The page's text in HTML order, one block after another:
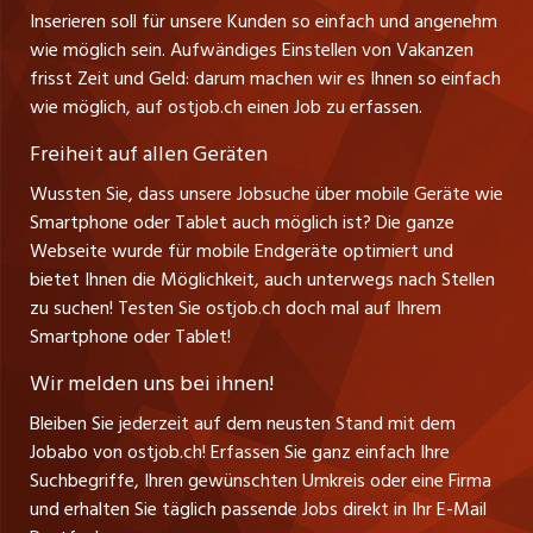
Führungspositionen
Management / Kader-Jobs
Berufsgruppen
Top-Regionen
Jobline
Schnittstelle
Impressum
jobbasel.ch
jobbern.ch
jobmittelland.ch
jobzüri.ch
schaffu.ch (VS)
ajourjob.ch
CH Media
info@ostjob.ch/inserate@ostjob.ch
Henrik Jasek
Leiter ostjob.ch
Fredy Pillinger
Verkauf und Beratung
Christoph Walzl
Verkauf und Beratung
Inserieren soll für unsere Kunden so einfach und angenehm
wie möglich sein. Aufwändiges Einstellen von Vakanzen
frisst Zeit und Geld: darum machen wir es Ihnen so einfach
wie möglich, auf ostjob.ch einen Job zu erfassen.
Freiheit auf allen Geräten
Wussten Sie, dass unsere Jobsuche über mobile Geräte wie
Smartphone oder Tablet auch möglich ist? Die ganze
Webseite wurde für mobile Endgeräte optimiert und
bietet Ihnen die Möglichkeit, auch unterwegs nach Stellen
zu suchen! Testen Sie ostjob.ch doch mal auf Ihrem
Smartphone oder Tablet!
Wir melden uns bei ihnen!
Bleiben Sie jederzeit auf dem neusten Stand mit dem
Jobabo von ostjob.ch! Erfassen Sie ganz einfach Ihre
Suchbegriffe, Ihren gewünschten Umkreis oder eine Firma
und erhalten Sie täglich passende Jobs direkt in Ihr E-Mail